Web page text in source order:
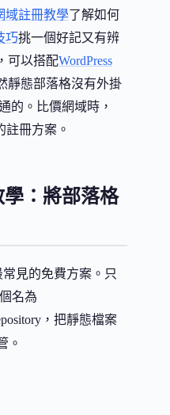
域註冊教學了解如何
巧挑一個好記又有辨
可以搭配WordPress
靜態部落格沒有外掛
的。比價網域時，
註冊方案。
學：將部落格
常見的免費方案。只
名為
，把靜態檔案
。